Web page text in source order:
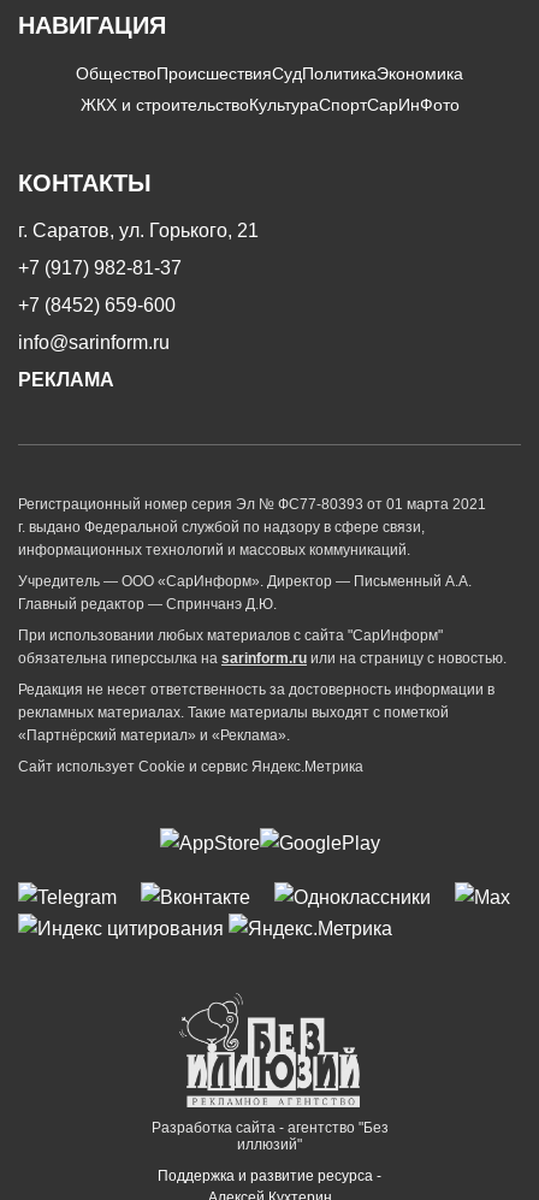
НАВИГАЦИЯ
ОбществоПроисшествияСудПолитикаЭкономика
ЖКХ и строительствоКультураСпортСарИнФото
КОНТАКТЫ
г. Саратов, ул. Горького, 21
+7 (917) 982-81-37
+7 (8452) 659-600
info@sarinform.ru
РЕКЛАМА
Регистрационный номер серия Эл № ФС77-80393 от 01 марта 2021
г. выдано Федеральной службой по надзору в сфере связи,
информационных технологий и массовых коммуникаций.
Учредитель — ООО «СарИнформ». Директор — Письменный А.А.
Главный редактор — Спринчанэ Д.Ю.
При использовании любых материалов с сайта "СарИнформ"
обязательна гиперссылка на sarinform.ru или на страницу с новостью.
Редакция не несет ответственность за достоверность информации в
рекламных материалах. Такие материалы выходят с пометкой
«Партнёрский материал» и «Реклама».
Сайт использует Cookie и сервиc Яндекс.Метрика
Разработка сайта - агентство "Без
иллюзий"
Поддержка и развитие ресурса -